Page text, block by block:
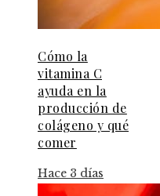
Cómo la
vitamina C
ayuda en la
producción de
colágeno y qué
comer
Hace 3 días